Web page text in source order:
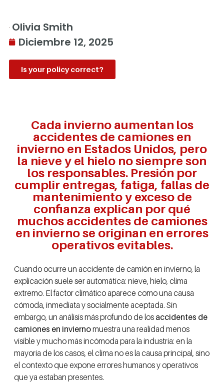
Olivia Smith
Diciembre 12, 2025
Is your policy correct?
Cada invierno aumentan los
accidentes de camiones en
invierno en Estados Unidos, pero
la nieve y el hielo no siempre son
los responsables. Presión por
cumplir entregas, fatiga, fallas de
mantenimiento y exceso de
confianza explican por qué
muchos accidentes de camiones
en invierno se originan en errores
operativos evitables.
Cuando ocurre un accidente de camión en invierno, la
explicación suele ser automática: nieve, hielo, clima
extremo. El factor climático aparece como una causa
cómoda, inmediata y socialmente aceptada. Sin
embargo, un análisis más profundo de los accidentes de
camiones en inviernomuestra una realidad menos
visible y mucho más incómoda para la industria: en la
mayoría de los casos, el clima no es la causa principal, sino
el contexto que expone errores humanos y operativos
que ya estaban presentes.